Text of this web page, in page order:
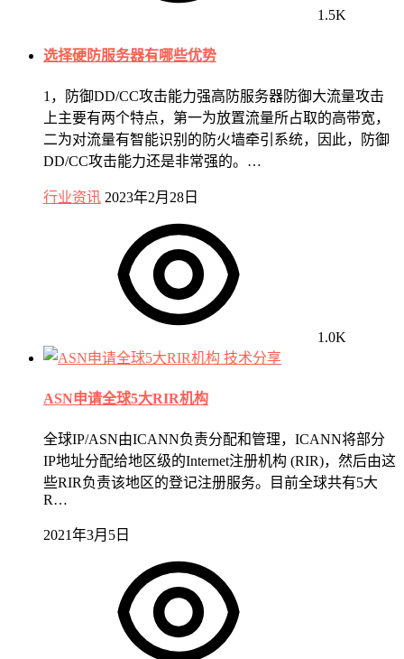
1.5K
选择硬防服务器有哪些优势
1，防御DD/CC攻击能力强高防服务器防御大流量攻击
上主要有两个特点，第一为放置流量所占取的高带宽，
二为对流量有智能识别的防火墙牵引系统，因此，防御
DD/CC攻击能力还是非常强的。…
行业资讯 2023年2月28日
1.0K
技术分享
ASN申请全球5大RIR机构
全球IP/ASN由ICANN负责分配和管理，ICANN将部分
IP地址分配给地区级的Internet注册机构 (RIR)，然后由这
些RIR负责该地区的登记注册服务。目前全球共有5大
R…
2021年3月5日